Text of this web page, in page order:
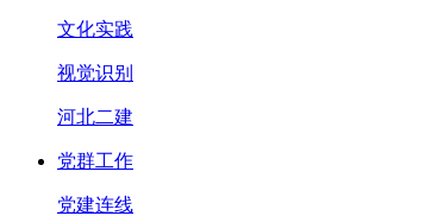
文化实践
视觉识别
河北二建
党群工作
党建连线